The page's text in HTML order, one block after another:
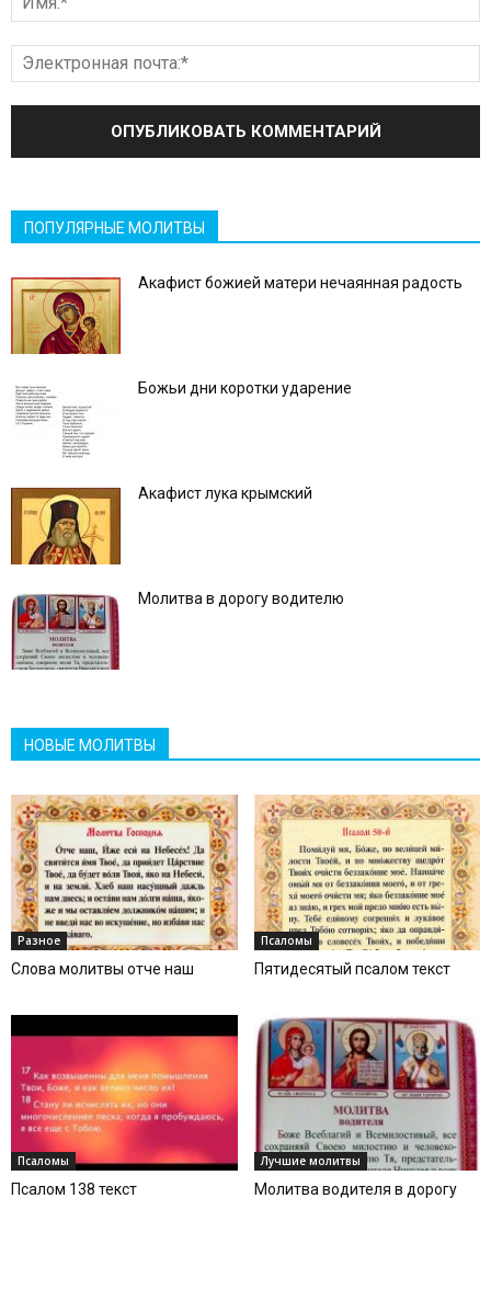
ПОПУЛЯРНЫЕ МОЛИТВЫ
Акафист божией матери нечаянная радость
Божьи дни коротки ударение
Акафист лука крымский
Молитва в дорогу водителю
НОВЫЕ МОЛИТВЫ
Разное
Слова молитвы отче наш
Псаломы
Пятидесятый псалом текст
Псаломы
Псалом 138 текст
Лучшие молитвы
Молитва водителя в дорогу